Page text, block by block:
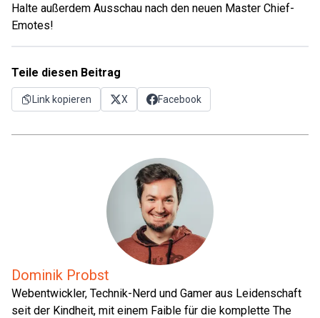
Halte außerdem Ausschau nach den neuen Master Chief-
Emotes!
Teile diesen Beitrag
Link kopieren X Facebook
Dominik Probst
Webentwickler, Technik-Nerd und Gamer aus Leidenschaft
seit der Kindheit, mit einem Faible für die komplette The